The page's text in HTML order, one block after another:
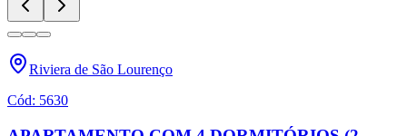
Riviera de São Lourenço
Cód: 5630